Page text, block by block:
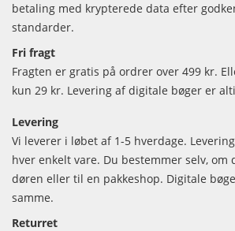
betaling med krypterede data efter
standarder.
Fri fragt
Fragten er gratis på ordrer over 499 kr.
kun 29 kr. Levering af digitale bøger er
Levering
Vi leverer i løbet af 1-5 hverdage.
hver enkelt vare. Du bestemmer selv,
døren eller til en pakkeshop. Digitale
samme.
Returret